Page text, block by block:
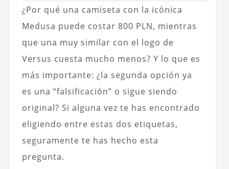
¿Por qué una camiseta con la icónica
Medusa puede costar 800 PLN, mientras
que una muy similar con el logo de
Versus cuesta mucho menos? Y lo que es
más importante: ¿la segunda opción ya
es una “falsificación” o sigue siendo
original? Si alguna vez te has encontrado
eligiendo entre estas dos etiquetas,
seguramente te has hecho esta
pregunta.